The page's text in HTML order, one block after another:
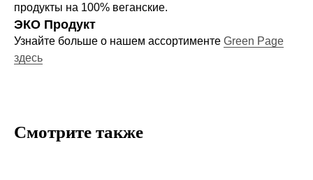
продукты на 100% веганские.
ЭКО Продукт
Узнайте больше о нашем ассортименте Green Page
здесь
Смотрите также
Блог
FAQs